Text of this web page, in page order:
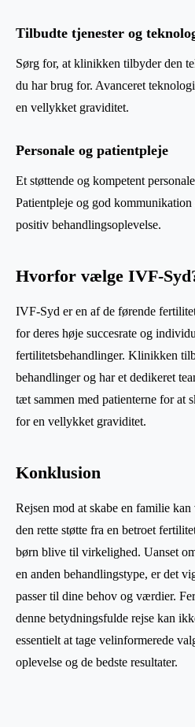
Tilbudte tjenester og
Sørg for, at klinikken tilbyder den
du har brug for. Avanceret
en vellykket graviditet.
Personale og patientpleje
Et støttende og kompetent
Patientpleje og god kommunikation
positiv behandlingsoplevelse.
Hvorfor vælge IVF-
IVF-Syd er en af de førende
for deres høje succesrate og
fertilitetsbehandlinger. Klinikken
behandlinger og har et dedikeret
tæt sammen med patienterne for at
for en vellykket graviditet.
Konklusion
Rejsen mod at skabe en familie
den rette støtte fra en betroet
børn blive til virkelighed. Uanset
en anden behandlingstype, er det
passer til dine behov og værdier.
denne betydningsfulde rejse kan
essentielt at tage velinformerede
oplevelse og de bedste resultater.